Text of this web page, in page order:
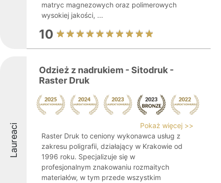
matryc magnezowych oraz polimerowych
wysokiej jakości, ...
10
Laureaci
Odzież z nadrukiem - Sitodruk -
Raster Druk
Pokaż więcej >>
Raster Druk to ceniony wykonawca usług z
zakresu poligrafii, działający w Krakowie od
1996 roku. Specjalizuje się w
profesjonalnym znakowaniu rozmaitych
materiałów, w tym przede wszystkim